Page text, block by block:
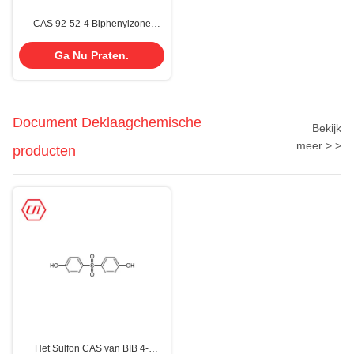
CAS 92-52-4 Biphenylzone
Ga Nu Praten.
Document Deklaagchemische
producten
Bekijk
meer > >
Het Sulfon CAS van BIB 4-